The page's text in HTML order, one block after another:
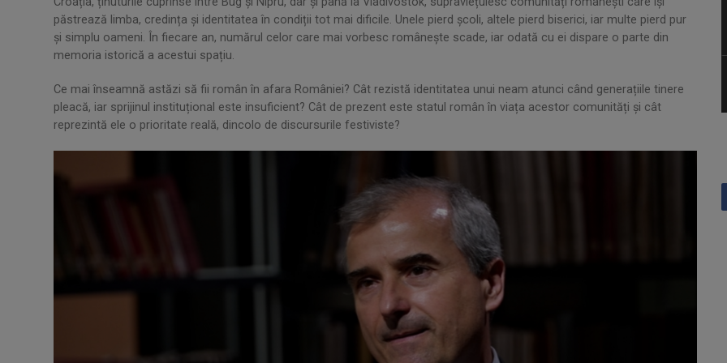
păstrează limba, credința și identitatea în condiții tot mai dificile. Unele pierd școli, altele pierd biserici, iar multe pierd pur
și simplu oameni. În fiecare an, numărul celor care mai vorbesc românește scade, iar odată cu ei dispare o parte din
memoria istorică a acestui spațiu.
Ce mai înseamnă astăzi să fii român în afara României? Cât rezistă identitatea unui neam atunci când generațiile tinere
pleacă, iar sprijinul instituțional este insuficient? Cât de prezent este statul român în viața acestor comunități și cât
reprezintă ele o prioritate reală, dincolo de discursurile festiviste?